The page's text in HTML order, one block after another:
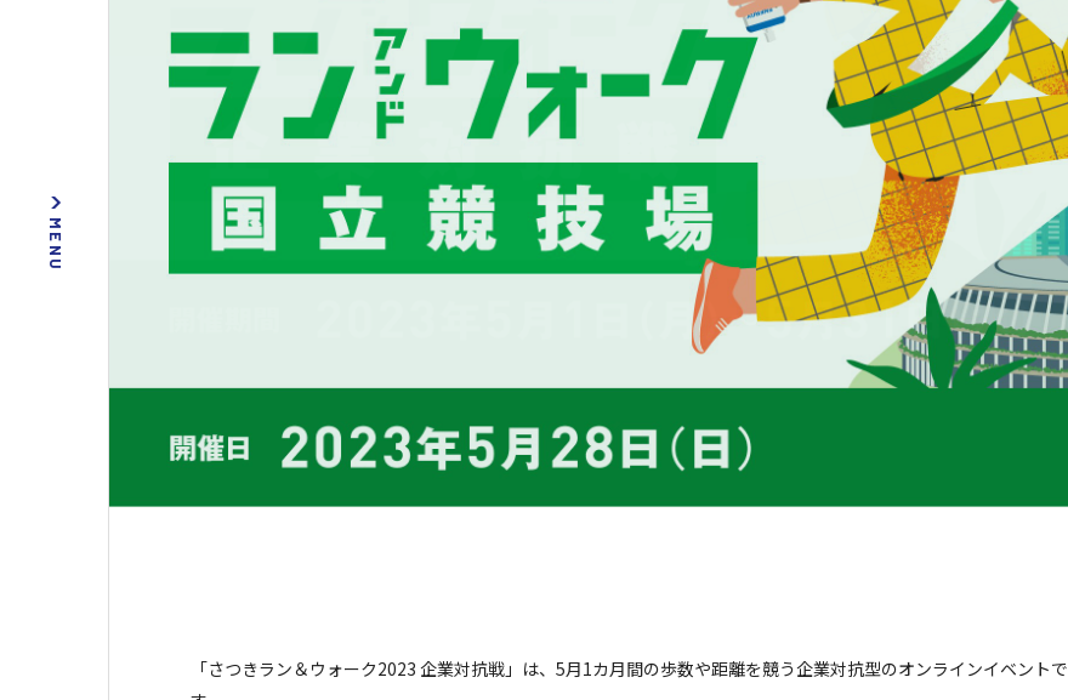
「さつきラン＆ウォーク2023 企業対抗戦」は、5月1カ月間の歩数や距離を競う企業対抗型のオンラインイベントで